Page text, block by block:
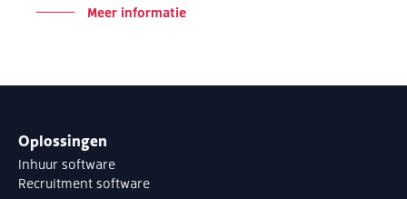
Meer informatie
Oplossingen
Inhuur software
Recruitment software